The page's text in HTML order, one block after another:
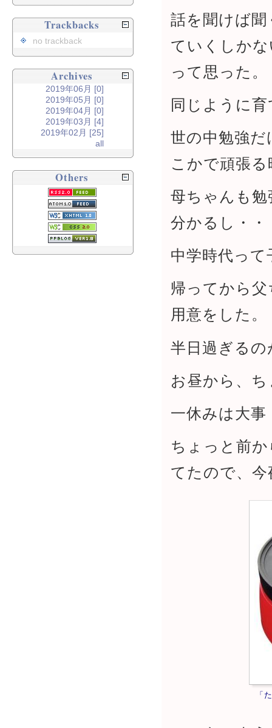
話を聞けば
ていくしか
って思った。
同じように
世の中勉強
こかで頑張
母ちゃんも
分かるし・・
中学時代っ
帰ってから
用意をした。
半日過ぎるの
お昼から、
一休みは大事
ちょっと前
てたので、
「
Trackbacks
no trackback
Archives
2019年06月 [0]
2019年05月 [0]
2019年04月 [0]
2019年03月 [4]
2019年02月 [25]
all
Others